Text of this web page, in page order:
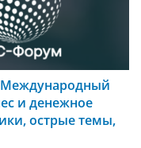
Международный
и денежное
острые темы,